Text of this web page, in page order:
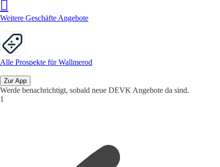
Weitere Geschäfte Angebote
Alle Prospekte für Wallmerod
Zur App
Werde benachrichtigt, sobald neue DEVK Angebote da sind.